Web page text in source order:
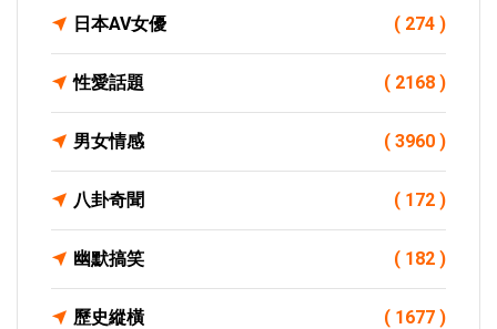
日本AV女優 ( 274 )
性愛話題 ( 2168 )
男女情感 ( 3960 )
八卦奇聞 ( 172 )
幽默搞笑 ( 182 )
歷史縱橫 ( 1677 )